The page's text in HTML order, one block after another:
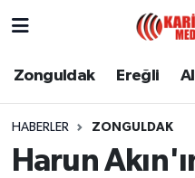
Zonguldak Ereğli
HABERLER ZONGULDAK
Harun
Zonguldak
Alaplı
Zonguldak Nöbetçi
Zonguldak Namaz